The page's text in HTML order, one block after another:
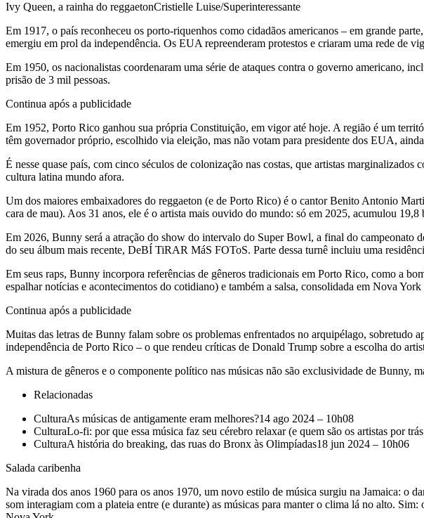
Ivy Queen, a rainha do reggaetonCristielle Luise/Superinteressante
Em 1917, o país reconheceu os porto-riquenhos como cidadãos americanos – em grande
emergiu em prol da independência. Os EUA repreenderam protestos e criaram uma rede de
Em 1950, os nacionalistas coordenaram uma série de ataques contra o governo americano,
prisão de 3 mil pessoas.
Continua após a publicidade
Em 1952, Porto Rico ganhou sua própria Constituição, em vigor até hoje. A região é um
têm governador próprio, escolhido via eleição, mas não votam para presidente dos EUA,
É nesse quase país, com cinco séculos de colonização nas costas, que artistas
cultura latina mundo afora.
Um dos maiores embaixadores do reggaeton (e de Porto Rico) é o cantor Benito Antonio
cara de mau). Aos 31 anos, ele é o artista mais ouvido do mundo: só em 2025, acumulou
Em 2026, Bunny será a atração do show do intervalo do Super Bowl, a final do
do seu álbum mais recente, DeBÍ TiRAR MáS FOToS. Parte dessa turnê incluiu uma
Em seus raps, Bunny incorpora referências de gêneros tradicionais em Porto Rico, como a
espalhar notícias e acontecimentos do cotidiano) e também a salsa, consolidada em Nova
Continua após a publicidade
Muitas das letras de Bunny falam sobre os problemas enfrentados no arquipélago, sobretudo
independência de Porto Rico – o que rendeu críticas de Donald Trump sobre a escolha do
A mistura de gêneros e o componente político nas músicas não são exclusividade de Bunny,
Relacionadas
CulturaAs músicas de antigamente eram melhores?14 ago 2024 – 10h08
CulturaLo-fi: por que essa música faz seu cérebro relaxar (e quem são os artistas por
CulturaA história do breaking, das ruas do Bronx às Olimpíadas18 jun 2024 – 10h06
Salada caribenha
Na virada dos anos 1960 para os anos 1970, um novo estilo de música surgiu na Jamaica: o
som interagiam com a plateia entre (e durante) as músicas para manter o clima lá no alto.